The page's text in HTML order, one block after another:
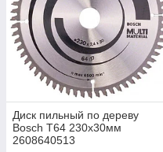
Диск пильный по дереву
Bosch Т64 230х30мм
2608640513